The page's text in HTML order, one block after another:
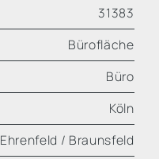
31383
Bürofläche
Büro
Köln
Ehrenfeld / Braunsfeld